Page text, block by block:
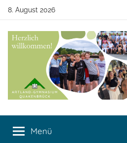
Zum
springen
8. August 2026
Artland-
Quakenbrück
Menü